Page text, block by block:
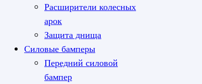
Расширители колесных
арок
Защита днища
Силовые бамперы
Передний силовой
бампер